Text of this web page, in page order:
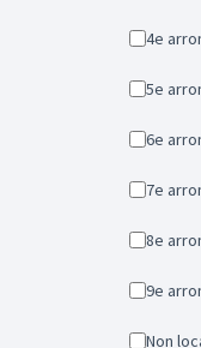
4e
5e
6e
7e
8e
9e
Non